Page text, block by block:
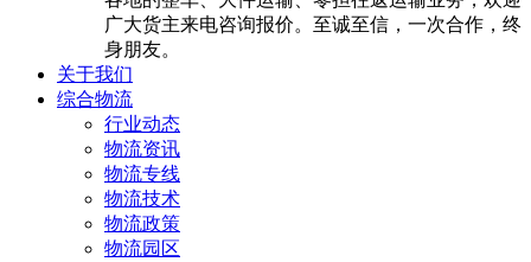
广大货主来电咨询报价。至诚至信，一次合作，终
身朋友。
关于我们
综合物流
行业动态
物流资讯
物流专线
物流技术
物流政策
物流园区